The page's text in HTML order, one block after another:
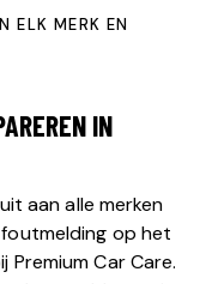
ELK MERK EN
IN
aan alle merken
op het
Premium Car Care.